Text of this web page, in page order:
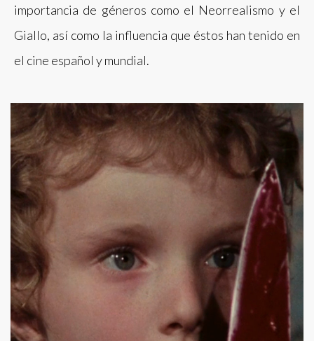
importancia de géneros como el Neorrealismo y el
Giallo, así como la influencia que éstos han tenido en
el cine español y mundial.